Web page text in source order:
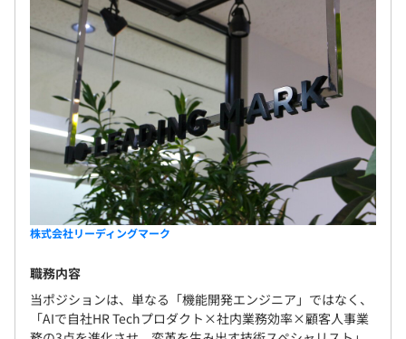
株式会社リーディングマーク
職務内容
当ポジションは、単なる「機能開発エンジニア」ではなく、
「AIで自社HR Techプロダクト×社内業務効率×顧客人事業